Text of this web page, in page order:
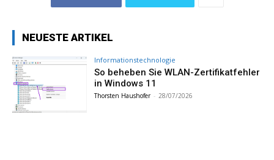
NEUESTE ARTIKEL
Informationstechnologie
So beheben Sie WLAN-Zertifikatfehler
in Windows 11
Thorsten Haushofer - 28/07/2026